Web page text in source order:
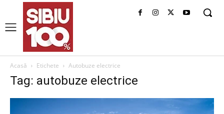
Acasă Etichete Autobuze electrice
Tag: autobuze electrice